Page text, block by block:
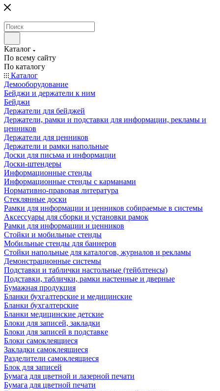
Каталог
По всему сайту
По каталогу
Каталог
Демооборудование
Бейджи и держатели к ним
Бейджи
Держатели для бейджей
Держатели, рамки и подставки для информации, рекламы и
ценников
Держатели для ценников
Держатели и рамки напольные
Доски для письма и информации
Доски-штендеры
Информационные стенды
Информационные стенды с карманами
Нормативно-правовая литература
Стеклянные доски
Рамки для информации и ценников собираемые в системы
Аксессуары для сборки и установки рамок
Рамки для информации и ценников
Стойки и мобильные стенды
Мобильные стенды для баннеров
Стойки напольные для каталогов, журналов и рекламы
Демонстрационные системы
Подставки и таблички настольные (тейблтенсы)
Подставки, таблички, рамки настенные и дверные
Бумажная продукция
Бланки бухгалтерские и медицинские
Бланки бухгалтерские
Бланки медицинские детские
Блоки для записей, закладки
Блоки для записей в подставке
Блоки самоклеящиеся
Закладки самоклеящиеся
Разделители самоклеящиеся
Блок для записей
Бумага для цветной и лазерной печати
Бумага для цветной печати